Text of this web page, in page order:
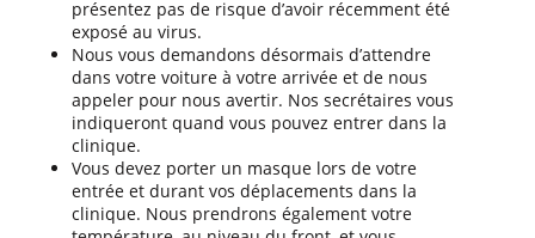
présentez pas de risque d’avoir récemment été
exposé au virus.
Nous vous demandons désormais d’attendre
dans votre voiture à votre arrivée et de nous
appeler pour nous avertir. Nos secrétaires vous
indiqueront quand vous pouvez entrer dans la
clinique.
Vous devez porter un masque lors de votre
entrée et durant vos déplacements dans la
clinique. Nous prendrons également votre